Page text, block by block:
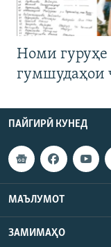
Номи гуруҳе
гумшудаҳои
ПАЙГИРӢ КУНЕД
МАЪЛУМОТ
ЗАМИМАҲО